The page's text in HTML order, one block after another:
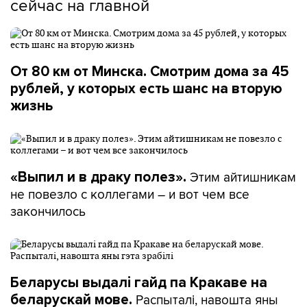
Затем мы собрали и отвезли вещи в монастырь –
детские и взрослые, из которых уже выросли. Мне
удалось собрать для кошачьего приюта столько
ветоши, что они сказали, что им хватит на
ближайшие несколько месяцев.
И еще мы раньше планировали, но удалось
провести именно как раз в эти даты большой
обучающий семинар для артистов-кукольников –
профессиональных любителей. И для всех
участников этот семинар был бесплатным.
это будет важно, но как-то вот сработало, – как тебя
еще принимает вторая сторона. И если они
встречают так, что – а, ну бросьте там и все, можете
ехать домой, – то ты себя чувствуешь немножко не
сейчас на главной
От 80 км от Минска. Смотрим дома за 45
рублей, у которых есть шанс на вторую
жизнь
«Выпил и в драку полез». Этим айтишникам
не повезло с коллегами – и вот чем все
закончилось
Беларусы выдалі гайд па Кракаве на
беларускай мове. Распыталі, навошта яны